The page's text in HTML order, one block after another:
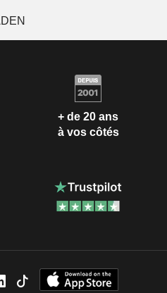
+ de 20 ans
à vos côtés